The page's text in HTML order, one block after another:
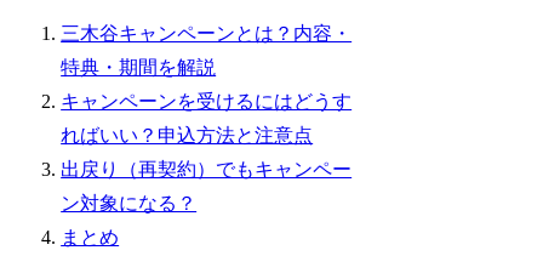
三木谷キャンペーンとは？内容・
特典・期間を解説
キャンペーンを受けるにはどうす
ればいい？申込方法と注意点
出戻り（再契約）でもキャンペー
ン対象になる？
まとめ